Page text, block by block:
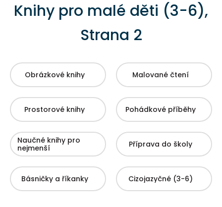
Knihy pro malé děti (3-6),
Strana 2
Obrázkové knihy Malované čtení
Prostorové knihy Pohádkové příběhy
Naučné knihy pro
nejmenší
Příprava do školy
Básničky a říkanky Cizojazyčné (3-6)